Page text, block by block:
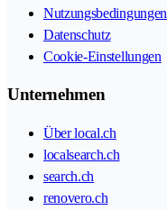
Nutzungsbedingungen
Datenschutz
Cookie-Einstellungen
Unternehmen
Über local.ch
localsearch.ch
search.ch
renovero.ch